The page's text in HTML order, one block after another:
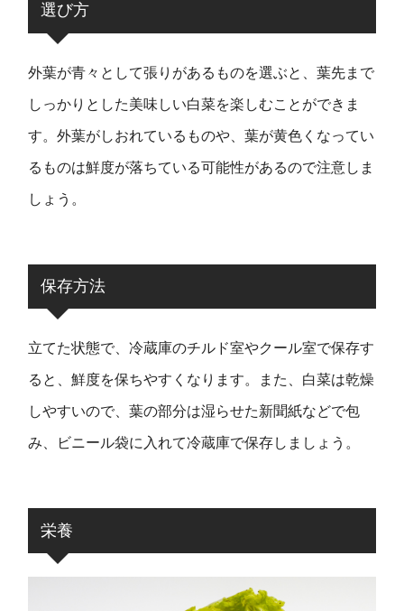
選び方
外葉が青々として張りがあるものを選ぶと、葉先まで
しっかりとした美味しい白菜を楽しむことができま
す。外葉がしおれているものや、葉が黄色くなってい
るものは鮮度が落ちている可能性があるので注意しま
しょう。
保存方法
立てた状態で、冷蔵庫のチルド室やクール室で保存す
ると、鮮度を保ちやすくなります。また、白菜は乾燥
しやすいので、葉の部分は湿らせた新聞紙などで包
み、ビニール袋に入れて冷蔵庫で保存しましょう。
栄養